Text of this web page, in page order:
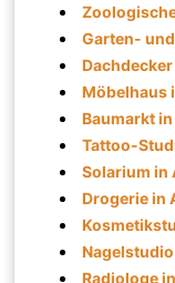
Garten-
Möbelhaus
Baumarkt
Tattoo-
Solarium in
Drogerie in
Radiologe